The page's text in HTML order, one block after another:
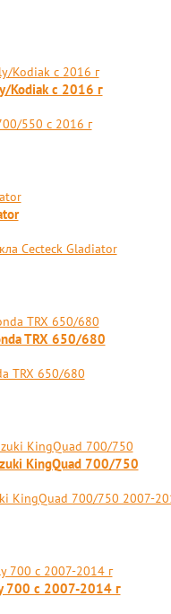
Kodiak c 2016 г
550 c 2016 г
Сecteck Gladiator
TRX 650/680
TRX 650/680
KingQuad 700/750
KingQuad 700/750 2007-
700 c 2007-2014 г